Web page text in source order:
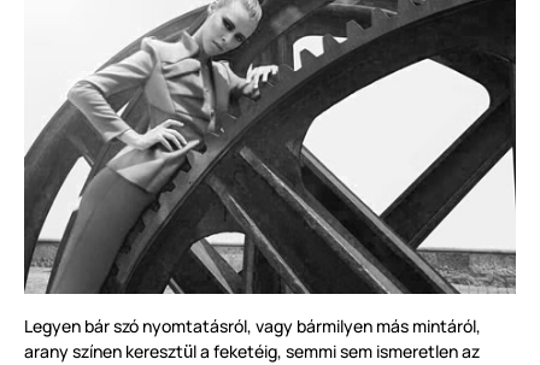
Legyen bár szó nyomtatásról, vagy bármilyen más mintáról,
arany színen keresztül a feketéig, semmi sem ismeretlen az